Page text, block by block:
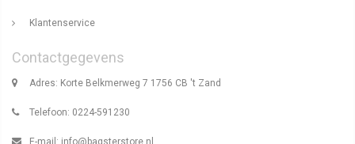
Klantenservice
Contactgegevens
Adres: Korte Belkmerweg 7 1756 CB 't Zand
Telefoon: 0224-591230
E-mail: info@bagsterstore.nl